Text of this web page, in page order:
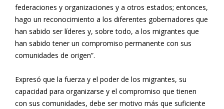
federaciones y organizaciones y a otros estados; entonces,
hago un reconocimiento a los diferentes gobernadores que
han sabido ser líderes y, sobre todo, a los migrantes que
han sabido tener un compromiso permanente con sus
comunidades de origen”.
Expresó que la fuerza y el poder de los migrantes, su
capacidad para organizarse y el compromiso que tienen
con sus comunidades, debe ser motivo más que suficiente